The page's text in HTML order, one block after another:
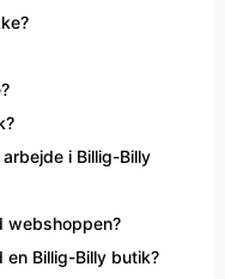
i Billig-Billy
webshoppen?
en Billig-Billy butik?